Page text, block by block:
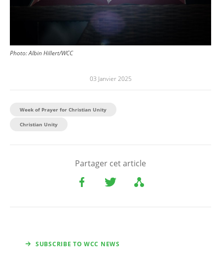
Photo:Albin Hillert/WCC
03 Janvier 2025
Week of Prayer for Christian Unity
Christian Unity
Partager cet article
SUBSCRIBE TO WCC NEWS